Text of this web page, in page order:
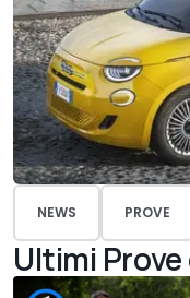
NEWS PROVE
Ultimi Prove